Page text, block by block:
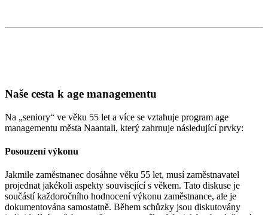
Naše cesta k age managementu
Na „seniory“ ve věku 55 let a více se vztahuje program age
managementu města Naantali, který zahrnuje následující prvky:
Posouzení výkonu
Jakmile zaměstnanec dosáhne věku 55 let, musí zaměstnavatel
projednat jakékoli aspekty související s věkem. Tato diskuse je
součástí každoročního hodnocení výkonu zaměstnance, ale je
dokumentována samostatně. Během schůzky jsou diskutovány